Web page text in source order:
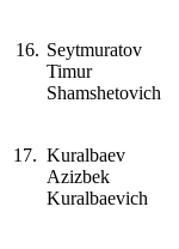
16. Seytmuratov
Timur
Shamshetovich
17. Kuralbaev
Azizbek
Kuralbaevich